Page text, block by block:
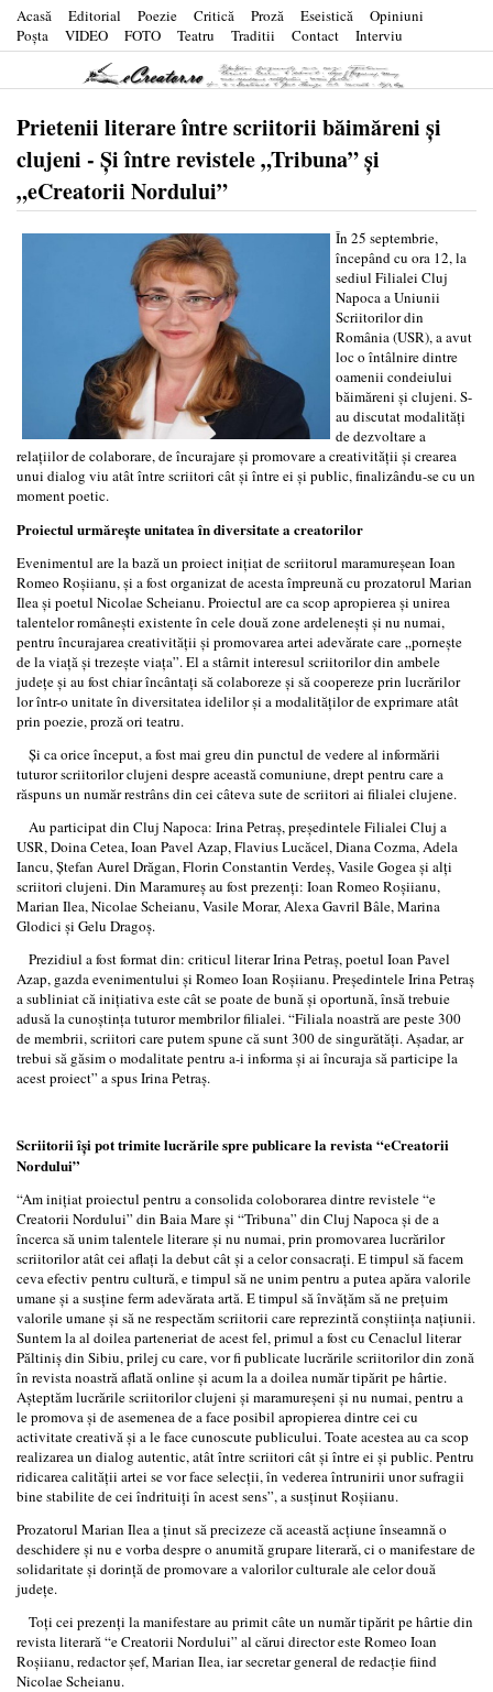
Acasă Editorial Poezie Critică Proză Eseistică
Opiniuni
Poşta
VIDEO FOTO Teatru Traditii Contact Interviu
Prietenii literare între scriitorii băimăreni şi
clujeni - Şi între revistele „Tribuna” şi
„eCreatorii Nordului”
În 25 septembrie,
începând cu ora 12, la
sediul Filialei Cluj
Napoca a Uniunii
Scriitorilor din
România (USR), a avut
loc o întâlnire dintre
oamenii condeiului
băimăreni şi clujeni. S-
au discutat modalităţi
de dezvoltare a
relaţiilor de colaborare, de încurajare şi promovare a creativităţii şi crearea
unui dialog viu atât între scriitori cât şi între ei şi public, finalizându-se cu un
moment poetic.
Proiectul urmăreşte unitatea în diversitate a creatorilor
Evenimentul are la bază un proiect iniţiat de scriitorul maramureşean Ioan
Romeo Roşiianu, şi a fost organizat de acesta împreună cu prozatorul Marian
Ilea şi poetul Nicolae Scheianu. Proiectul are ca scop apropierea şi unirea
talentelor româneşti existente în cele două zone ardeleneşti şi nu numai,
pentru încurajarea creativităţii şi promovarea artei adevărate care „porneşte
de la viaţă şi trezeşte viaţa”. El a stârnit interesul scriitorilor din ambele
judeţe şi au fost chiar încântaţi să colaboreze şi să coopereze prin lucrărilor
lor într-o unitate în diversitatea idelilor şi a modalităţilor de exprimare atât
prin poezie, proză ori teatru.
Şi ca orice început, a fost mai greu din punctul de vedere al informării
tuturor scriitorilor clujeni despre această comuniune, drept pentru care a
răspuns un număr restrâns din cei câteva sute de scriitori ai filialei clujene.
Au participat din Cluj Napoca: Irina Petraş, preşedintele Filialei Cluj a
USR, Doina Cetea, Ioan Pavel Azap, Flavius Lucăcel, Diana Cozma, Adela
Iancu, Ştefan Aurel Drăgan, Florin Constantin Verdeş, Vasile Gogea şi alţi
scriitori clujeni. Din Maramureş au fost prezenţi: Ioan Romeo Roşiianu,
Marian Ilea, Nicolae Scheianu, Vasile Morar, Alexa Gavril Bâle, Marina
Glodici şi Gelu Dragoş.
Prezidiul a fost format din: criticul literar Irina Petraş, poetul Ioan Pavel
Azap, gazda evenimentului şi Romeo Ioan Roşiianu. Preşedintele Irina Petraş
a subliniat că iniţiativa este cât se poate de bună şi oportună, însă trebuie
adusă la cunoştinţa tuturor membrilor filialei. “Filiala noastră are peste 300
de membrii, scriitori care putem spune că sunt 300 de singurătăţi. Aşadar, ar
trebui să găsim o modalitate pentru a-i informa şi ai încuraja să participe la
acest proiect” a spus Irina Petraş.
Scriitorii îşi pot trimite lucrările spre publicare la revista “eCreatorii
Nordului”
“Am iniţiat proiectul pentru a consolida coloborarea dintre revistele “e
Creatorii Nordului” din Baia Mare şi “Tribuna” din Cluj Napoca şi de a
încerca să unim talentele literare şi nu numai, prin promovarea lucrărilor
scriitorilor atât cei aflaţi la debut cât şi a celor consacraţi. E timpul să facem
ceva efectiv pentru cultură, e timpul să ne unim pentru a putea apăra valorile
umane şi a susţine ferm adevărata artă. E timpul să învăţăm să ne preţuim
valorile umane şi să ne respectăm scriitorii care reprezintă conştiinţa naţiunii.
Suntem la al doilea parteneriat de acest fel, primul a fost cu Cenaclul literar
Păltiniş din Sibiu, prilej cu care, vor fi publicate lucrările scriitorilor din zonă
în revista noastră aflată online şi acum la a doilea număr tipărit pe hârtie.
Aşteptăm lucrările scriitorilor clujeni şi maramureşeni şi nu numai, pentru a
le promova şi de asemenea de a face posibil apropierea dintre cei cu
activitate creativă şi a le face cunoscute publicului. Toate acestea au ca scop
realizarea un dialog autentic, atât între scriitori cât şi între ei şi public. Pentru
ridicarea calităţii artei se vor face selecţii, în vederea întrunirii unor sufragii
bine stabilite de cei îndrituiţi în acest sens”, a susţinut Roşiianu.
Prozatorul Marian Ilea a ţinut să precizeze că această acţiune înseamnă o
deschidere şi nu e vorba despre o anumită grupare literară, ci o manifestare de
solidaritate şi dorinţă de promovare a valorilor culturale ale celor două
judeţe.
Toţi cei prezenţi la manifestare au primit câte un număr tipărit pe hârtie din
revista literară “e Creatorii Nordului” al cărui director este Romeo Ioan
Roşiianu, redactor şef, Marian Ilea, iar secretar general de redacţie fiind
Nicolae Scheianu.